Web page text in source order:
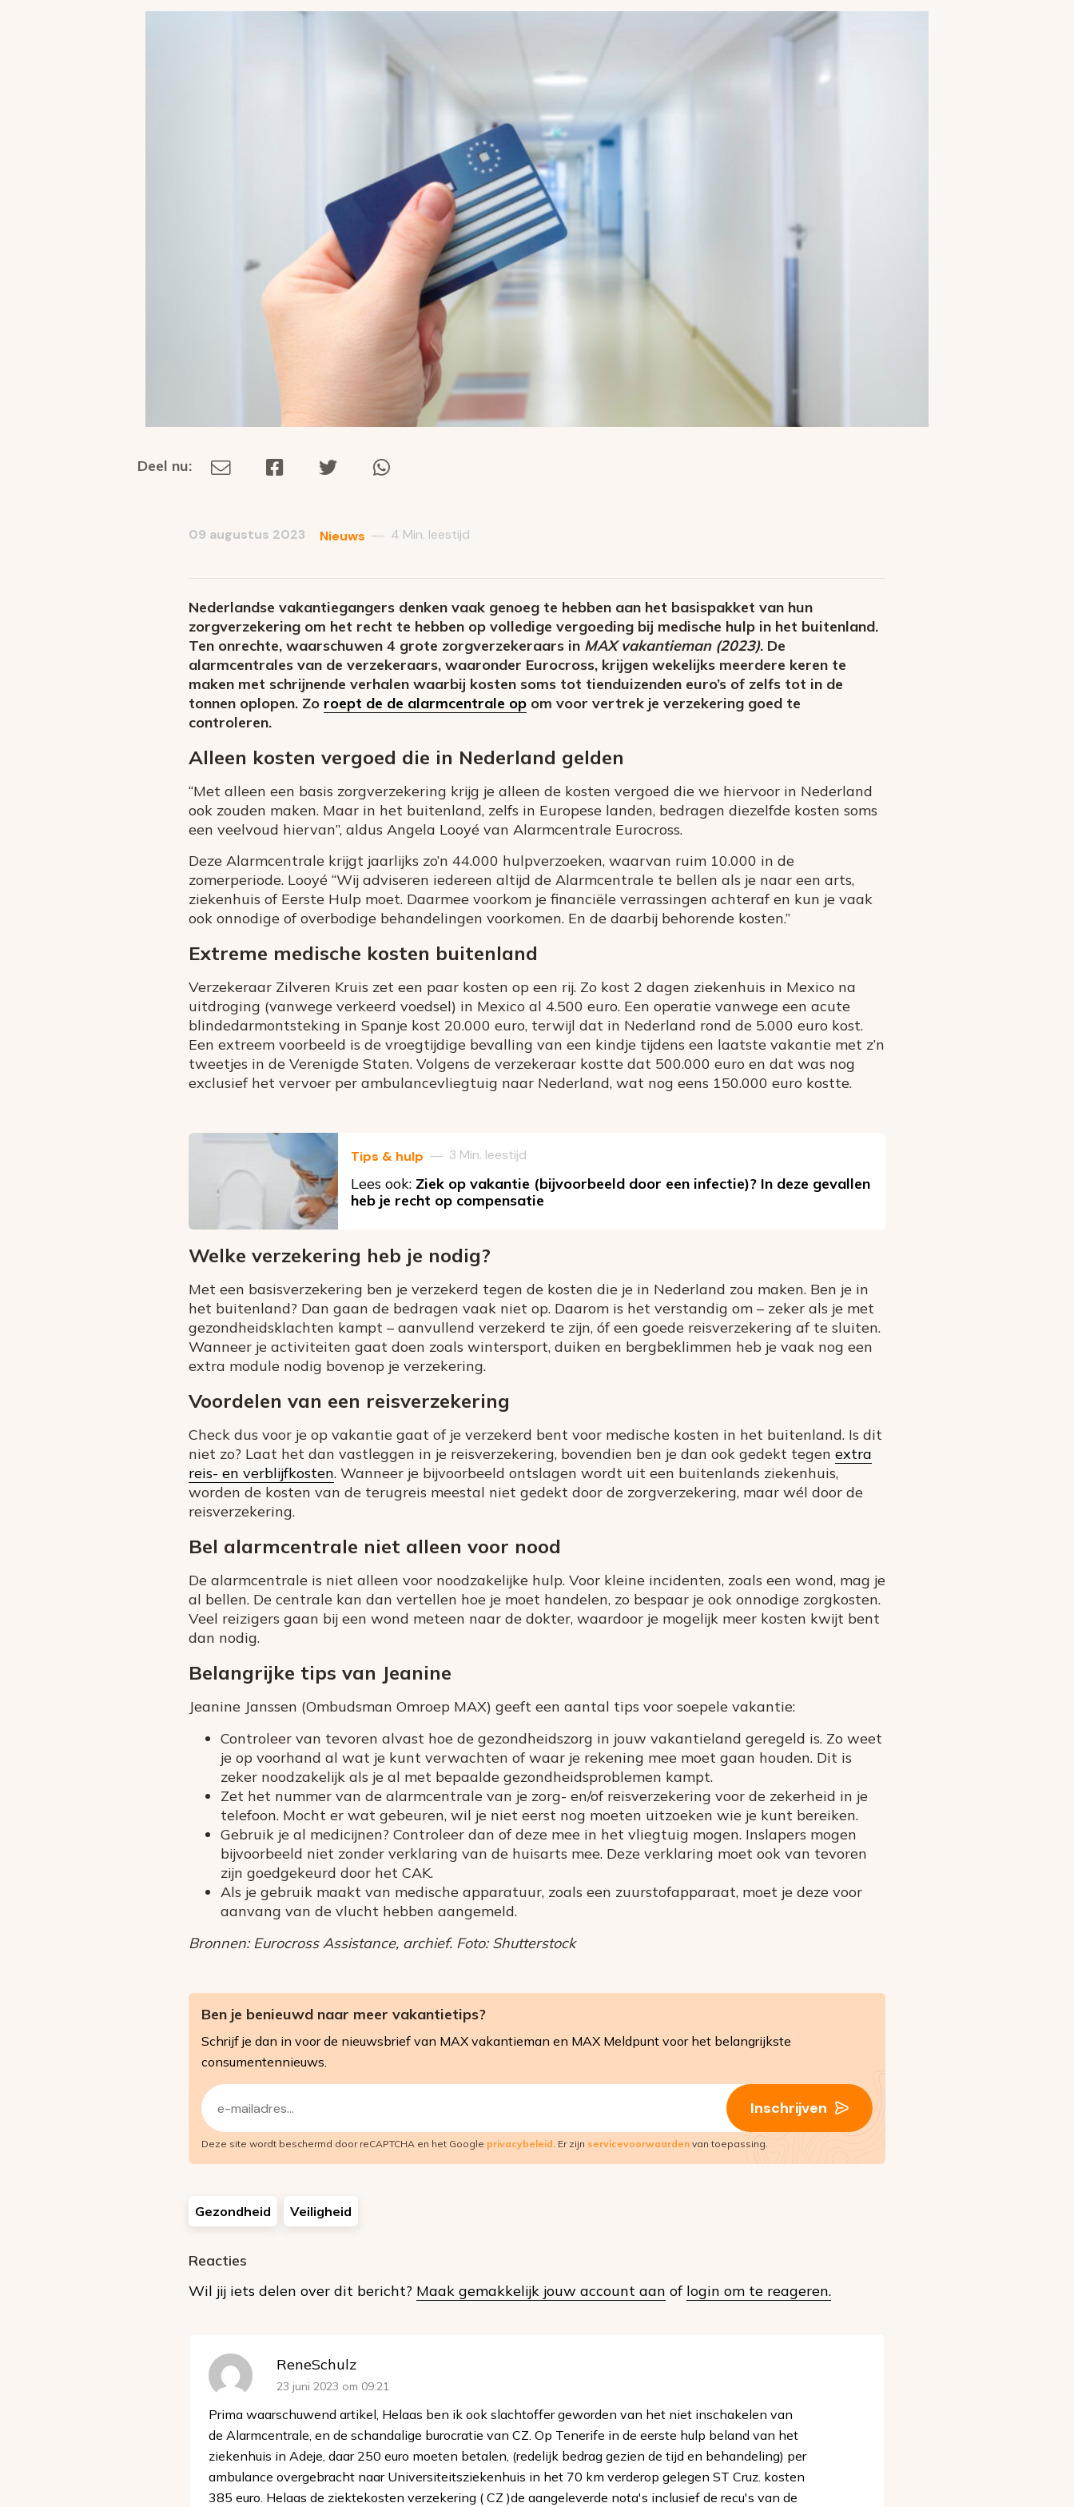
Deel
Deel nu:
mail
09 augustus 2023 Nieuws — 4 Min. leestijd
Nederlandse vakantiegangers denken vaak genoeg te hebben aan het basispakket van hun
zorgverzekering om het recht te hebben op volledige vergoeding bij medische hulp in het buitenland.
Ten onrechte, waarschuwen 4 grote zorgverzekeraars in MAX vakantieman (2023). De
alarmcentrales van de verzekeraars, waaronder Eurocross, krijgen wekelijks meerdere keren te
maken met schrijnende verhalen waarbij kosten soms tot tienduizenden euro’s of zelfs tot in de
tonnen oplopen. Zo roept de de alarmcentrale op om voor vertrek je verzekering goed te
controleren.
Alleen kosten vergoed die in Nederland gelden
“Met alleen een basis zorgverzekering krijg je alleen de kosten vergoed die we hiervoor in Nederland
ook zouden maken. Maar in het buitenland, zelfs in Europese landen, bedragen diezelfde kosten soms
een veelvoud hiervan”, aldus Angela Looyé van Alarmcentrale Eurocross.
Deze Alarmcentrale krijgt jaarlijks zo’n 44.000 hulpverzoeken, waarvan ruim 10.000 in de
zomerperiode. Looyé “Wij adviseren iedereen altijd de Alarmcentrale te bellen als je naar een arts,
ziekenhuis of Eerste Hulp moet. Daarmee voorkom je financiële verrassingen achteraf en kun je vaak
ook onnodige of overbodige behandelingen voorkomen. En de daarbij behorende kosten.”
Extreme medische kosten buitenland
Verzekeraar Zilveren Kruis zet een paar kosten op een rij. Zo kost 2 dagen ziekenhuis in Mexico na
uitdroging (vanwege verkeerd voedsel) in Mexico al 4.500 euro. Een operatie vanwege een acute
blindedarmontsteking in Spanje kost 20.000 euro, terwijl dat in Nederland rond de 5.000 euro kost.
Een extreem voorbeeld is de vroegtijdige bevalling van een kindje tijdens een laatste vakantie met z’n
tweetjes in de Verenigde Staten. Volgens de verzekeraar kostte dat 500.000 euro en dat was nog
exclusief het vervoer per ambulancevliegtuig naar Nederland, wat nog eens 150.000 euro kostte.
Tips & hulp — 3 Min. leestijd
Lees ook: Ziek op vakantie (bijvoorbeeld door een infectie)? In deze gevallen
heb je recht op compensatie
Welke verzekering heb je nodig?
Met een basisverzekering ben je verzekerd tegen de kosten die je in Nederland zou maken. Ben je in
het buitenland? Dan gaan de bedragen vaak niet op. Daarom is het verstandig om – zeker als je met
gezondheidsklachten kampt – aanvullend verzekerd te zijn, óf een goede reisverzekering af te sluiten.
Wanneer je activiteiten gaat doen zoals wintersport, duiken en bergbeklimmen heb je vaak nog een
extra module nodig bovenop je verzekering.
Voordelen van een reisverzekering
Check dus voor je op vakantie gaat of je verzekerd bent voor medische kosten in het buitenland. Is dit
niet zo? Laat het dan vastleggen in je reisverzekering, bovendien ben je dan ook gedekt tegen extra
reis- en verblijfkosten. Wanneer je bijvoorbeeld ontslagen wordt uit een buitenlands ziekenhuis,
worden de kosten van de terugreis meestal niet gedekt door de zorgverzekering, maar wél door de
reisverzekering.
Bel alarmcentrale niet alleen voor nood
De alarmcentrale is niet alleen voor noodzakelijke hulp. Voor kleine incidenten, zoals een wond, mag je
al bellen. De centrale kan dan vertellen hoe je moet handelen, zo bespaar je ook onnodige zorgkosten.
Veel reizigers gaan bij een wond meteen naar de dokter, waardoor je mogelijk meer kosten kwijt bent
dan nodig.
Belangrijke tips van Jeanine
Jeanine Janssen (Ombudsman Omroep MAX) geeft een aantal tips voor soepele vakantie:
Controleer van tevoren alvast hoe de gezondheidszorg in jouw vakantieland geregeld is. Zo weet
je op voorhand al wat je kunt verwachten of waar je rekening mee moet gaan houden. Dit is
zeker noodzakelijk als je al met bepaalde gezondheidsproblemen kampt.
Zet het nummer van de alarmcentrale van je zorg- en/of reisverzekering voor de zekerheid in je
telefoon. Mocht er wat gebeuren, wil je niet eerst nog moeten uitzoeken wie je kunt bereiken.
Gebruik je al medicijnen? Controleer dan of deze mee in het vliegtuig mogen. Inslapers mogen
bijvoorbeeld niet zonder verklaring van de huisarts mee. Deze verklaring moet ook van tevoren
zijn goedgekeurd door het CAK.
Als je gebruik maakt van medische apparatuur, zoals een zuurstofapparaat, moet je deze voor
aanvang van de vlucht hebben aangemeld.
Bronnen: Eurocross Assistance, archief. Foto: Shutterstock
Ben je benieuwd naar meer vakantietips?
Schrijf je dan in voor de nieuwsbrief van MAX vakantieman en MAX Meldpunt voor het belangrijkste
consumentennieuws.
E-
mailadres
(Vereist)
Inschrijven
Deze site wordt beschermd door reCAPTCHA en het Google privacybeleid . Er zijn servicevoorwaarden van toepassing.
Gezondheid Veiligheid
Reacties
Wil jij iets delen over dit bericht? Maak gemakkelijk jouw account aan of login om te reageren.
ReneSchulz
23 juni 2023 om 09:21
Prima waarschuwend artikel, Helaas ben ik ook slachtoffer geworden van het niet inschakelen van
de Alarmcentrale, en de schandalige burocratie van CZ. Op Tenerife in de eerste hulp beland van het
ziekenhuis in Adeje, daar 250 euro moeten betalen, (redelijk bedrag gezien de tijd en behandeling) per
ambulance overgebracht naar Universiteitsziekenhuis in het 70 km verderop gelegen ST Cruz. kosten
385 euro. Helaas de ziektekosten verzekering ( CZ )de aangeleverde nota's inclusief de recu's van de